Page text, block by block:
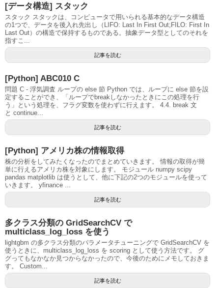
[データ構造] スタック
スタック スタックは、コンピュータで用いられる基本的なデータ構造
の1つで、データを後入れ先出し（LIFO: Last In First Out;FILO: First In
Last Out）の構造で保持するものである。抽象データ型としてのそれを
指すこ...
記事を読む
[Python] ABC010 C
問題 C - 浮気調査 ループの else 節 Python では、ループに else 節を設
定することができ、「ループでbreakしなかったときにこの処理を行
う」という処理を、フラグ変数を使わずに行えます。 4.4. break 文
と continue...
記事を読む
[Python] アメリカ株の情報取得
株の分析をしてみたくなったのでまとめていきます。 情報の取得が簡
単に行えるアメリカ株を対象にします。 モジュール numpy scipy
pandas matplotlib は使うとして、他に下記の2つのモジュールを使って
いきます。 yfinance ...
記事を読む
多クラス分類の GridSearchCV で
multiclass_log_loss を使う
lightgbm の多クラス分類のパラメータチューニングで GridSearchCV を
使うときに、multiclass_log_loss を scoring として使う方法です。 グ
グってもなかなか見つからなかったので、今後のためにメモしておきま
す。 Custom...
記事を読む